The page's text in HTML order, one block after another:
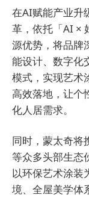
在AI赋能产业升
革，依托「AI ×
源优势，将品牌
能设计、数字化
模式，实现艺术
高效落地，让个
化人居需求。
同时，蒙太奇将
等众多头部生态
以环保艺术涂装
境、全屋美学体